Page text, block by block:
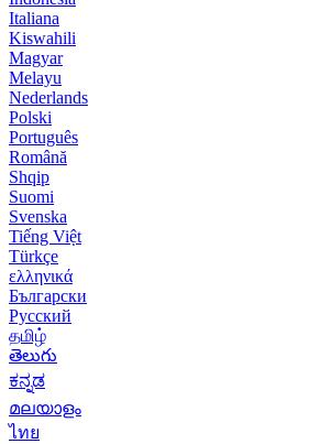
Italiana
Kiswahili
Magyar
Melayu
Nederlands
Polski
Português
Română
Shqip
Suomi
Svenska
Tiếng Việt
Türkçe
ελληνικά
Български
Русский
தமிழ்
తెలుగు
ಕನ್ನಡ
മലയാളം
ไทย